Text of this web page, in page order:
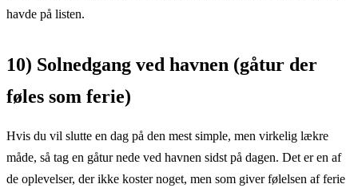
havde på listen.
10) Solnedgang ved havnen (gåtur der
føles som ferie)
Hvis du vil slutte en dag på den mest simple, men virkelig lækre
måde, så tag en gåtur nede ved havnen sidst på dagen. Det er en af
de oplevelser, der ikke koster noget, men som giver følelsen af ferie